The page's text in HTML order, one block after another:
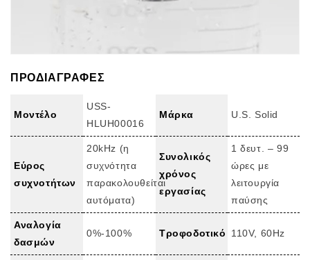
ΠΡΟΔΙΑΓΡΑΦΕΣ
Μοντέλο
USS-
HLUH00016
Μάρκα U.S. Solid
Εύρος
συχνοτήτων
20kHz (η
συχνότητα
παρακολουθείται
αυτόματα)
Συνολικός
χρόνος
εργασίας
1 δευτ. – 99
ώρες με
λειτουργία
παύσης
Αναλογία
δασμών
0%-100% Τροφοδοτικό 110V, 60Hz